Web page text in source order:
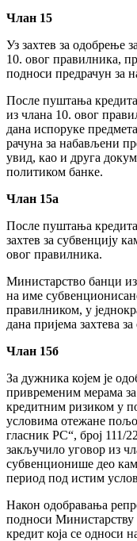
Члан 15
Уз захтев за одобрење
10. овог правилника,
подноси предрачун за
После пуштања
из члана 10. овог
дана испоруке
рачуна за набављени
увид, као и друга
политиком банке.
Члан 15а
После пуштања
захтев за субвенцију
овог правилника.
Министарство банци из
на име
правилником, у
дана пријема захтева
Члан 15б
За дужника којем је
привременим мерама
кредитним ризиком у
условима отежане
гласник РС“, број 111/
закључило уговор из
субвенционише део
период под истим
Након одобравања
подноси Министарству
кредит која се односи